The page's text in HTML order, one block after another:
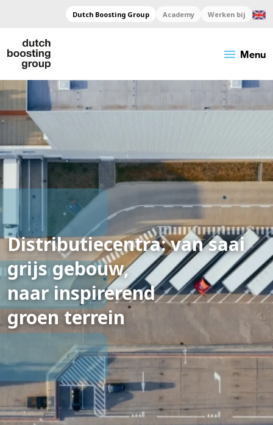
Dutch Boosting Group Academy Werken bij
menu Menu
Distributiecentra: vansaai
grijs gebouw,
naar inspirerend
groenterrein